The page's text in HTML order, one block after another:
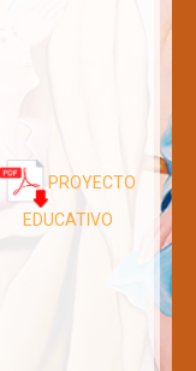
PROYECTO
EDUCATIVO